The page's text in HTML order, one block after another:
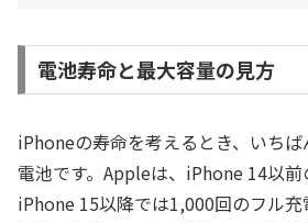
電池寿命と最大容量の見方
iPhoneの寿命を考えるとき、いち
電池です。Appleは、iPhone 14以前
iPhone 15以降では1,000回のフル充